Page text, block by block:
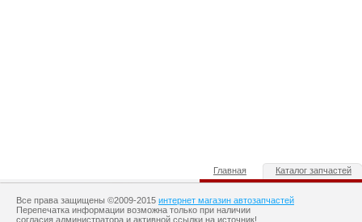
Главная Каталог запчастей
Все права защищены ©2009-2015 интернет магазин автозапчастей
Перепечатка информации возможна только при наличии
согласия администратора и активной ссылки на источник!